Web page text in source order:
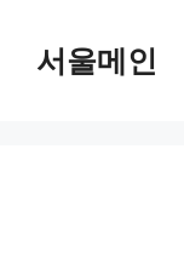
content서울메인